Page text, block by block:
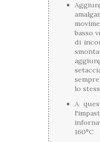
basso
di
lo
A
160°C